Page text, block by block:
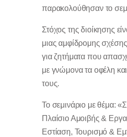
παρακολούθησαν το
Στόχος της διοίκησης
μιας αμφίδρομης
για ζητήματα που
με γνώμονα τα οφέλη
τους.
Το σεμινάριο με θέμα:
Πλαίσιο Αμοιβής &
Εστίαση, Τουρισμό &